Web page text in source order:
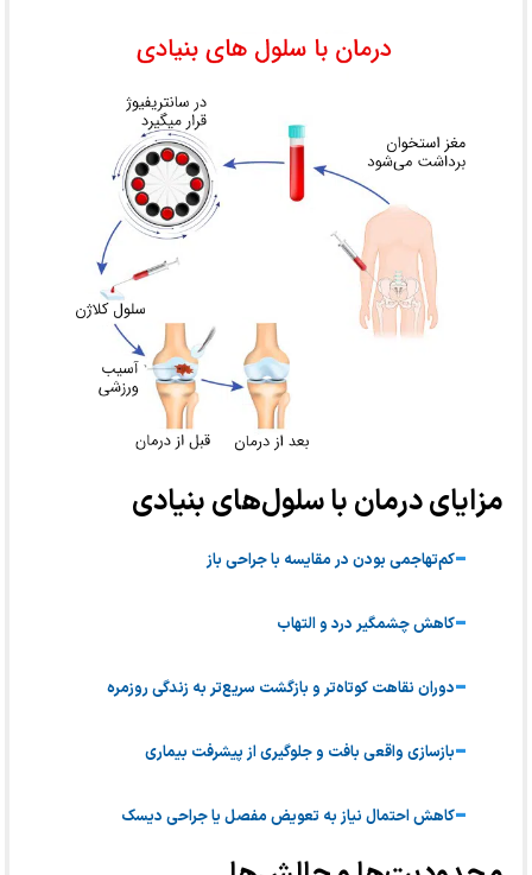
مزایای درمان با سلول‌های بنیادی
کم‌تهاجمی بودن در مقایسه با جراحی باز
کاهش چشمگیر درد و التهاب
دوران نقاهت کوتاه‌تر و بازگشت سریع‌تر به زندگی روزمره
بازسازی واقعی بافت و جلوگیری از پیشرفت بیماری
کاهش احتمال نیاز به تعویض مفصل یا جراحی دیسک